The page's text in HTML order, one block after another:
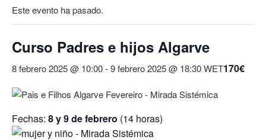
Este evento ha pasado.
Curso Padres e hijos Algarve
8 febrero 2025 @ 10:00-9 febrero 2025 @ 18:30WET170€
Fechas: 8 y 9 de febrero (14 horas)